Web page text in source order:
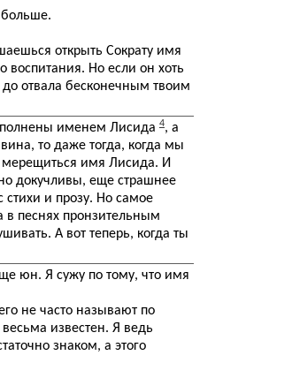
открыть Сократу имя
воспитания. Но если он хоть
до отвала бесконечным твоим
именем Лисида 4, а
то даже тогда, когда мы
мерещиться имя Лисида. И
докучливы, еще страшнее
стихи и прозу. Но самое
в песнях пронзительным
А вот теперь, когда ты
юн. Я сужу по тому, что имя
не часто называют по
известен. Я ведь
знаком, а этого